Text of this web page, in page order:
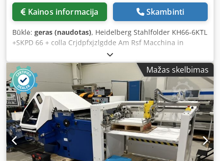
Kainos informacija Skambinti
Būklė: geras (naudotas), Heidelberg Stahlfolder KH66-6KTL
+SKPD 66 + colla Crjdpfxjzlgdde Am Rsf Macchina in
condizioni perfette, pronta all’uso. Alimentazione continua
RFH-66 Modulo di piegatura BCUH-66 Anno di produzione:
2005 6 tasche di piega 2 coltelli elettronici Tasca laterale
con 1 coltello Pressa SKP.D 66 Rullo ausiliario per
perforazione Rulli d’ingresso divisi per incollaggio Unità di
incollaggio con ugelli pneumatici Formato massimo:
660x1200 mm Due pannelli di controllo LCD Contatore con
funzioni di confezionamento, controllo della velocità, ecc.
Alimentazione tramite rullo aspirante Carter insonorizzanti
Tasca finestrata Documentazione, utensili e attrezzature
aggiuntive inclusi.
Mažas skelbimas